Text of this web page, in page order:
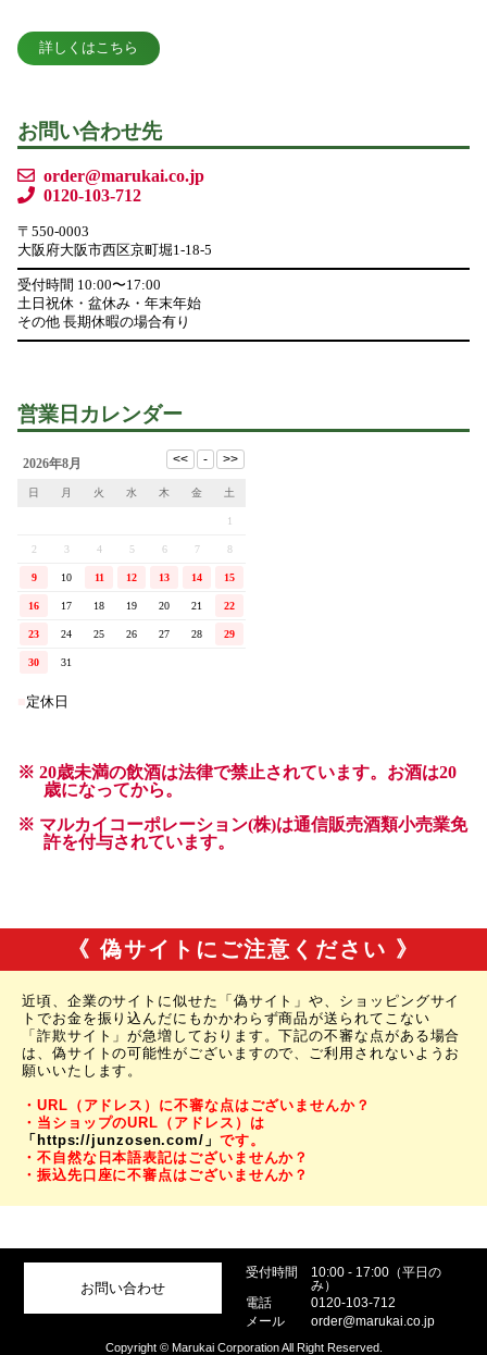
《 偽サイトにご注意ください 》
近頃、企業のサイトに似せた「偽サイト」や、ショッピングサイ
トでお金を振り込んだにもかかわらず商品が送られてこない
「詐欺サイト」が急増しております。下記の不審な点がある場合
は、偽サイトの可能性がございますので、ご利用されないようお
願いいたします。
・URL（アドレス）に不審な点はございませんか？
・当ショップのURL（アドレス）は
「https://junzosen.com/」 です。
・不自然な日本語表記はございませんか？
・振込先口座に不審点はございませんか？
お問い合わせ
受付時間
10:00 - 17:00（平日の
み）
電話
0120-103-712
メール
order@marukai.co.jp
Copyright © Marukai Corporation All Right Reserved.